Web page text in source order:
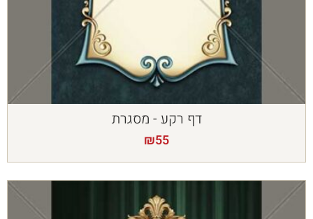
דף רקע - מסגרת
₪55